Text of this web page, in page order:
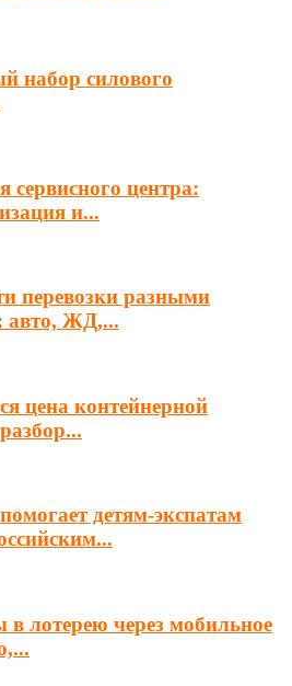
набор силового
сервисного центра:
и...
перевозки разными
авто, ЖД,...
цена контейнерной
детям-экспатам
лотерею через мобильное